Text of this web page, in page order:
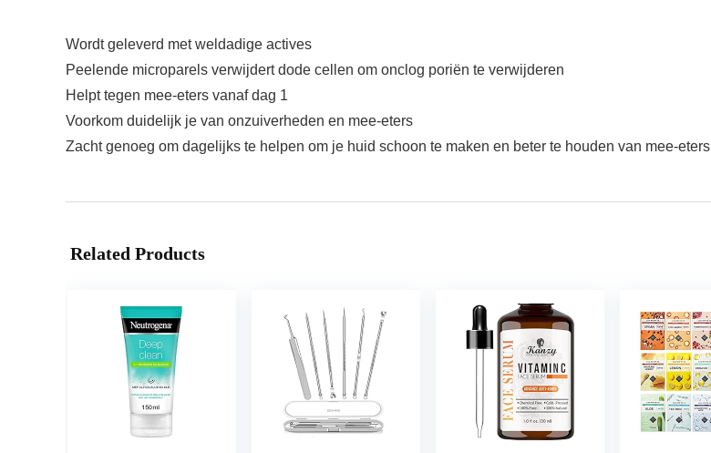
Wordt geleverd met weldadige actives
Peelende microparels verwijdert dode cellen om onclog poriën te verwijderen
Helpt tegen mee-eters vanaf dag 1
Voorkom duidelijk je van onzuiverheden en mee-eters
Zacht genoeg om dagelijks te helpen om je huid schoon te maken en beter te houden van mee-eters
Related Products